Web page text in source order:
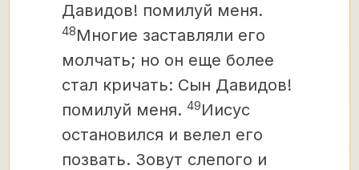
Давидов! помилуй меня.
48Многие заставляли его
молчать; но он еще более
стал кричать: Сын Давидов!
помилуй меня. 49Иисус
остановился и велел его
позвать. Зовут слепого и